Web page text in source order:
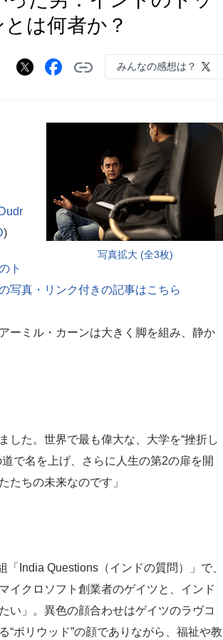
は何者か？
みんなの感想は？
写真拡大 (全3枚)
)
ト
写真・リンク付きの記事はこちら
ーミル・カーンは大きく脚を組み、静か
した。世界で最も偉大な、大学を“挫折し
で名を上げ、さらに人生の第2の扉を開
たちの未来なのです」
India Questions（インドの質問）」で、
イクロソフト創業者のゲイツと、インド
い」。異色の顔合わせはゲイツのラヴコ
“ボリウッド”の顔でありながら、福祉や教